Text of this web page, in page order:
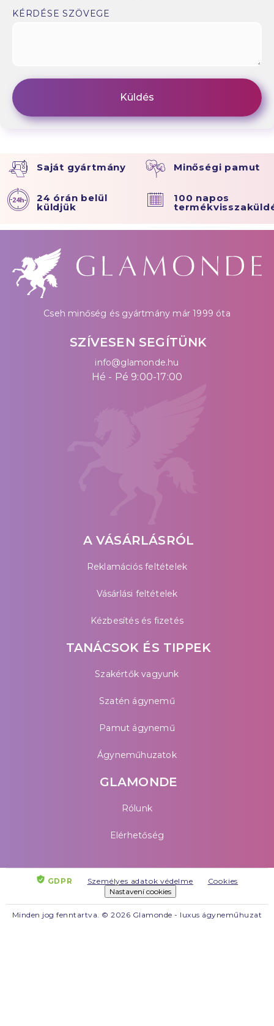
KÉRDÉSE SZÖVEGE
Saját gyártmány Minőségi pamut
24 órán belül
küldjük
100 napos
Cseh minőség és gyártmány már 1999 óta
SZÍVESEN SEGÍTÜNK
info@glamonde.hu
Hé - Pé 9:00-17:00
A VÁSÁRLÁSRÓL
Reklamációs feltételek
Vásárlási feltételek
Kézbesítés és fizetés
TANÁCSOK ÉS TIPPEK
Szakértők vagyunk
Szatén ágynemű
Pamut ágynemű
Ágyneműhuzatok
GLAMONDE
Rólunk
Elérhetőség
GDPR Személyes adatok védelme
Cookies
Nastavení cookies
Minden jog fenntartva. © 2026 Glamonde - luxus ágyneműhuzat